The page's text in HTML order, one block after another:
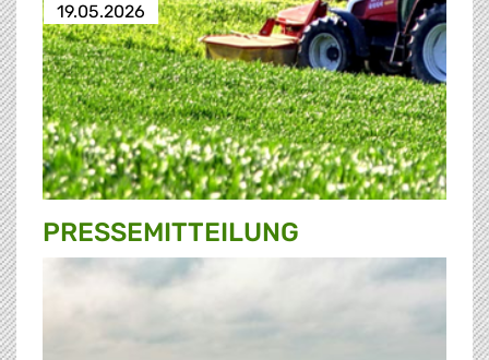
19.05.2026
PRESSE­MITTEILUNG